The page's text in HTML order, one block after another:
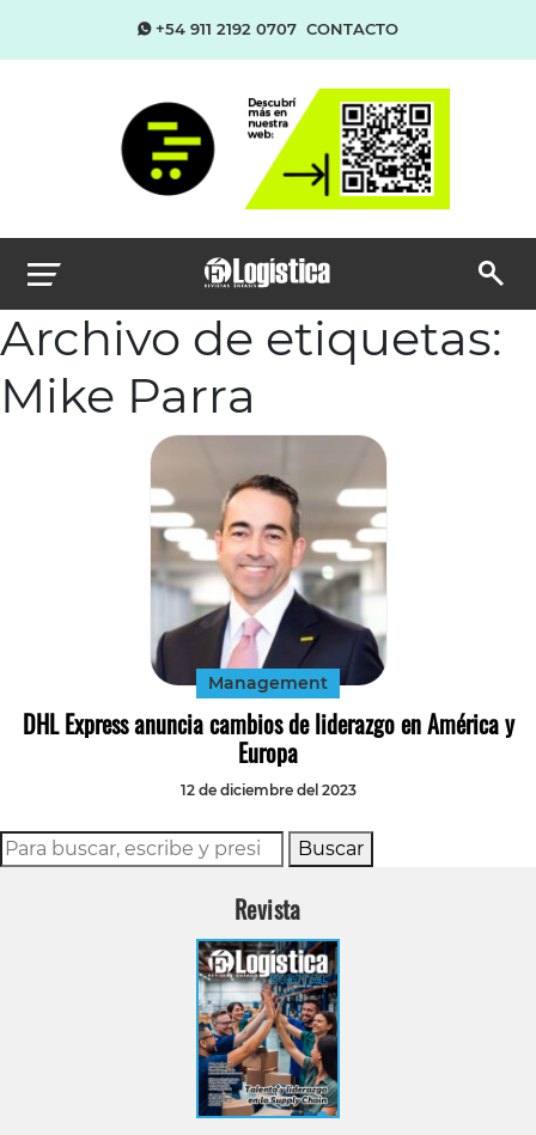
+54 911 2192 0707 CONTACTO
Archivo de etiquetas:
Mike Parra
Management
DHL Express anuncia cambios de liderazgo en América y
Europa
12 de diciembre del 2023
Buscar
Revista